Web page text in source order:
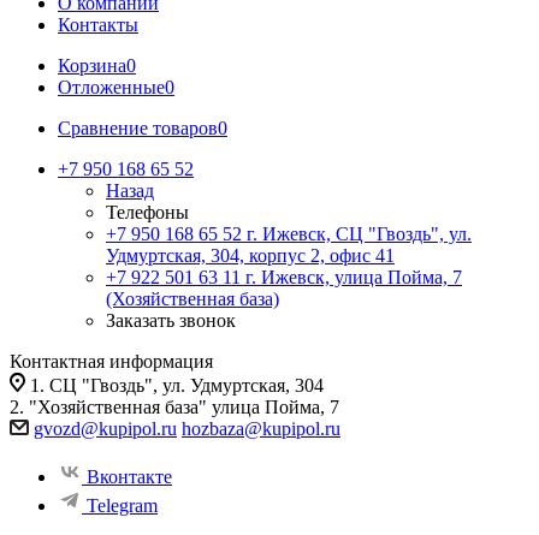
Контакты
Корзина0
Отложенные0
Сравнение товаров0
+7 950 168 65 52
Назад
Телефоны
+7 950 168 65 52 г. Ижевск, СЦ "Гвоздь", ул.
Удмуртская, 304, корпус 2, офис 41
+7 922 501 63 11 г. Ижевск, улица Пойма, 7
(Хозяйственная база)
Заказать звонок
Контактная информация
1. СЦ "Гвоздь", ул. Удмуртская, 304
2. "Хозяйственная база" улица Пойма, 7
gvozd@kupipol.ru hozbaza@kupipol.ru
Вконтакте
Telegram